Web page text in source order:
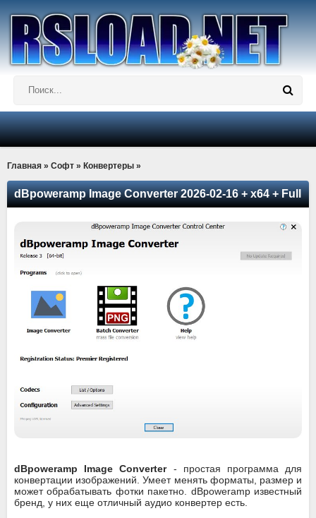
Главная » Софт » Конвертеры »
dBpoweramp Image Converter 2026-02-16 + x64 + Full
dBpoweramp Image Converter- простая программа для
конвертации изображений. Умеет менять форматы, размер и
может обрабатывать фотки пакетно. dBpoweramp известный
бренд, у них еще отличный аудио конвертер есть.